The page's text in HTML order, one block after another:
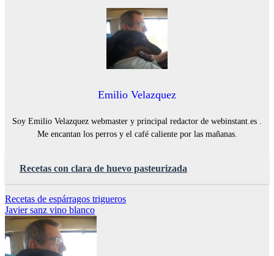
Emilio Velazquez
Soy Emilio Velazquez webmaster y principal redactor de webinstant.es .
Me encantan los perros y el café caliente por las mañanas.
Recetas con clara de huevo pasteurizada
Navegación
de
entradas
Recetas de espárragos trigueros
Javier sanz vino blanco